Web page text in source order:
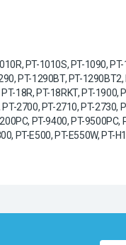
PT-1010S, PT-1090,
PT-1290BT, PT-
18R, PT-18RKT, PT-
2700, PT-2710, PT-
PT-9400, PT-
PT-E500, PT-E550W,